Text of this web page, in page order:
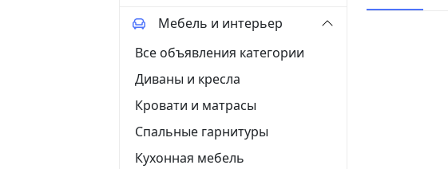
Мебель и интерьер
Все объявления категории
Диваны и кресла
Кровати и матрасы
Спальные гарнитуры
Кухонная мебель